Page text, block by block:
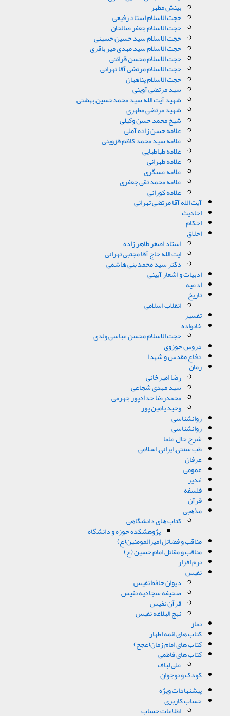
بینش مطهر
حجت الاسلام استاد رفیعی
حجت الاسلام جعفر صالحان
حجت الاسلام سید حسین حسینی
حجت الاسلام سید مهدی میر باقری
حجت الاسلام محسن قرائتی
حجت الاسلام مرتضی آقا تهرانی
حجت الاسلام پناهیان
سید مرتضی آوینی
شهید آیت الله سید محمدحسین بهشتی
شهید مرتضی مطهری
شیخ محمد حسن وکیلی
علامه حسن زاده آملی
علامه سید محمد کاظم قزوینی
علامه طباطبایی
علامه طهرانی
علامه عسگری
علامه محمد تقی جعفری
علامه کورانی
آیت الله آقا مرتضی تهرانی
احادیث
احکام
اخلاق
استاد اصغر طاهر زاده
ایت الله حاج آقا مجتبی تهرانی
دکتر سید محمد بنی هاشمی
ادبیات و اشعار آیینی
ادعیه
تاریخ
انقلاب اسلامی
تفسیر
خانواده
حجت الاسلام محسن عباسی ولدی
دروس حوزوی
دفاع مقدس و شهدا
رمان
رضا امیرخانی
سید مهدی شجاعی
محمدرضا حدادپور جهرمی
وحید یامین پور
روانشناسی
روانشناسی
شرح حال علما
طب سنتی, ایرانی, اسلامی
عرفان
عمومی
غدیر
فلسفه
قرآن
مذهبی
کتاب های دانشگاهی
پژوهشکده حوزه و دانشگاه
مناقب و فضائل امیرالمومنین(ع)
مناقب و مقاتل امام حسین (ع)
نرم افزار
نفیس
دیوان حافظ نفیس
صحیفه سجادیه نفیس
قرآن نفیس
نهج البلاغه نفیس
نماز
کتاب های ائمه اطهار
کتاب های امام زمان(عجج)
کتاب های فاطمی
علی لباف
کودک و نوجوان
پیشنهادات ویژه
حساب کاربری
اطلاعات حساب